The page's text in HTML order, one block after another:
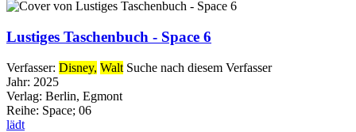
Lustiges Taschenbuch - Space 6
Verfasser: Disney, Walt Suche nach diesem Verfasser
Jahr: 2025
Verlag: Berlin, Egmont
Reihe: Space; 06
lädt